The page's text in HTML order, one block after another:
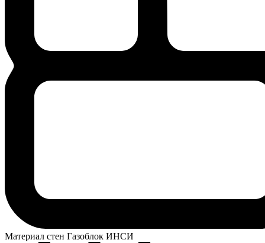
Материал стен Газоблок ИНСИ